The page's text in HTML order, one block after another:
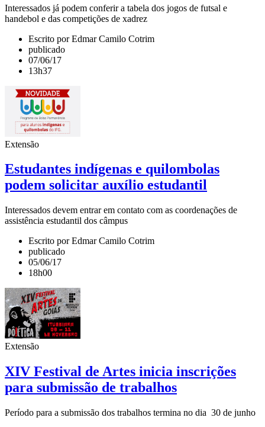
Interessados já podem conferir a tabela dos jogos de futsal e
handebol e das competições de xadrez
Escrito por Edmar Camilo Cotrim
publicado
07/06/17
13h37
Extensão
Estudantes indígenas e quilombolas
podem solicitar auxílio estudantil
Interessados devem entrar em contato com as coordenações de
assistência estudantil dos câmpus
Escrito por Edmar Camilo Cotrim
publicado
05/06/17
18h00
Extensão
XIV Festival de Artes inicia inscrições
para submissão de trabalhos
Período para a submissão dos trabalhos termina no dia 30 de junho